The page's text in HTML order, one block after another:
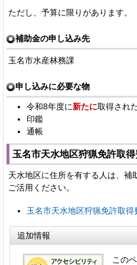
ただし、予算に限りがあります。
補助金の申し込み先
玉名市水産林務課
申し込みに必要な物
令和8年度に新たに取得され
印鑑
通帳
玉名市天水地区狩猟免許取
天水地区に住所を有する人は、補
ご活用ください。
玉名市天水地区狩猟免許取得
追加情報
この